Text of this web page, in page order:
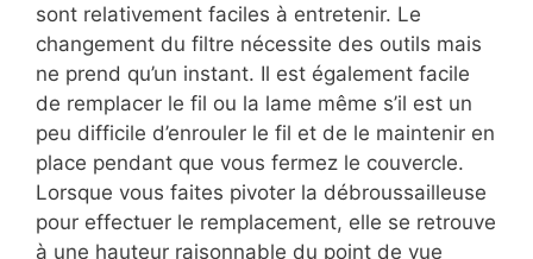
sont relativement faciles à entretenir. Le
changement du filtre nécessite des outils mais
ne prend qu’un instant. Il est également facile
de remplacer le fil ou la lame même s’il est un
peu difficile d’enrouler le fil et de le maintenir en
place pendant que vous fermez le couvercle.
Lorsque vous faites pivoter la débroussailleuse
pour effectuer le remplacement, elle se retrouve
à une hauteur raisonnable du point de vue